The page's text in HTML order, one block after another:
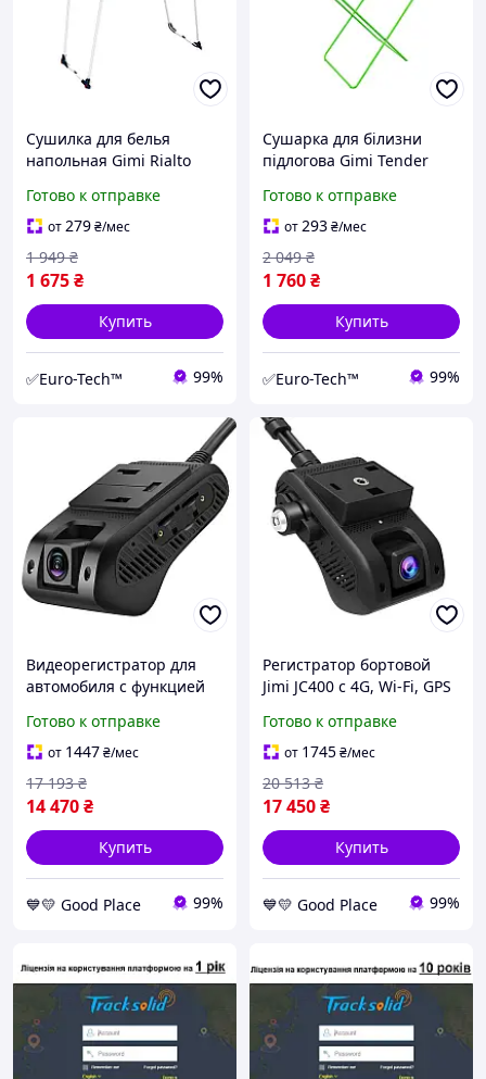
Сушилка для белья
напольная Gimi Rialto
Готово к отправке
от279₴/мес
1 675₴
1 949 ₴
Купить
✅Euro-Tech™ 99%
Сушарка для білизни
підлогова Gimi Tender
Готово к отправке
от293₴/мес
1 760₴
2 049 ₴
Купить
✅Euro-Tech™ 99%
Видеорегистратор для
автомобиля с функцией
видеопотоком Jimi JC400P
Aivision Cam GoodPlace
Готово к отправке
от 1447₴/мес
14 470₴
17 193 ₴
Купить
💙💛 Good Place 99%
Регистратор бортовой
Jimi JC400 с 4G, Wi-Fi, GPS
видеоданных онлайн
GoodPlace -worry-free-
shopping-
Готово к отправке
от 1745₴/мес
17 450₴
20 513 ₴
Купить
💙💛 Good Place 99%